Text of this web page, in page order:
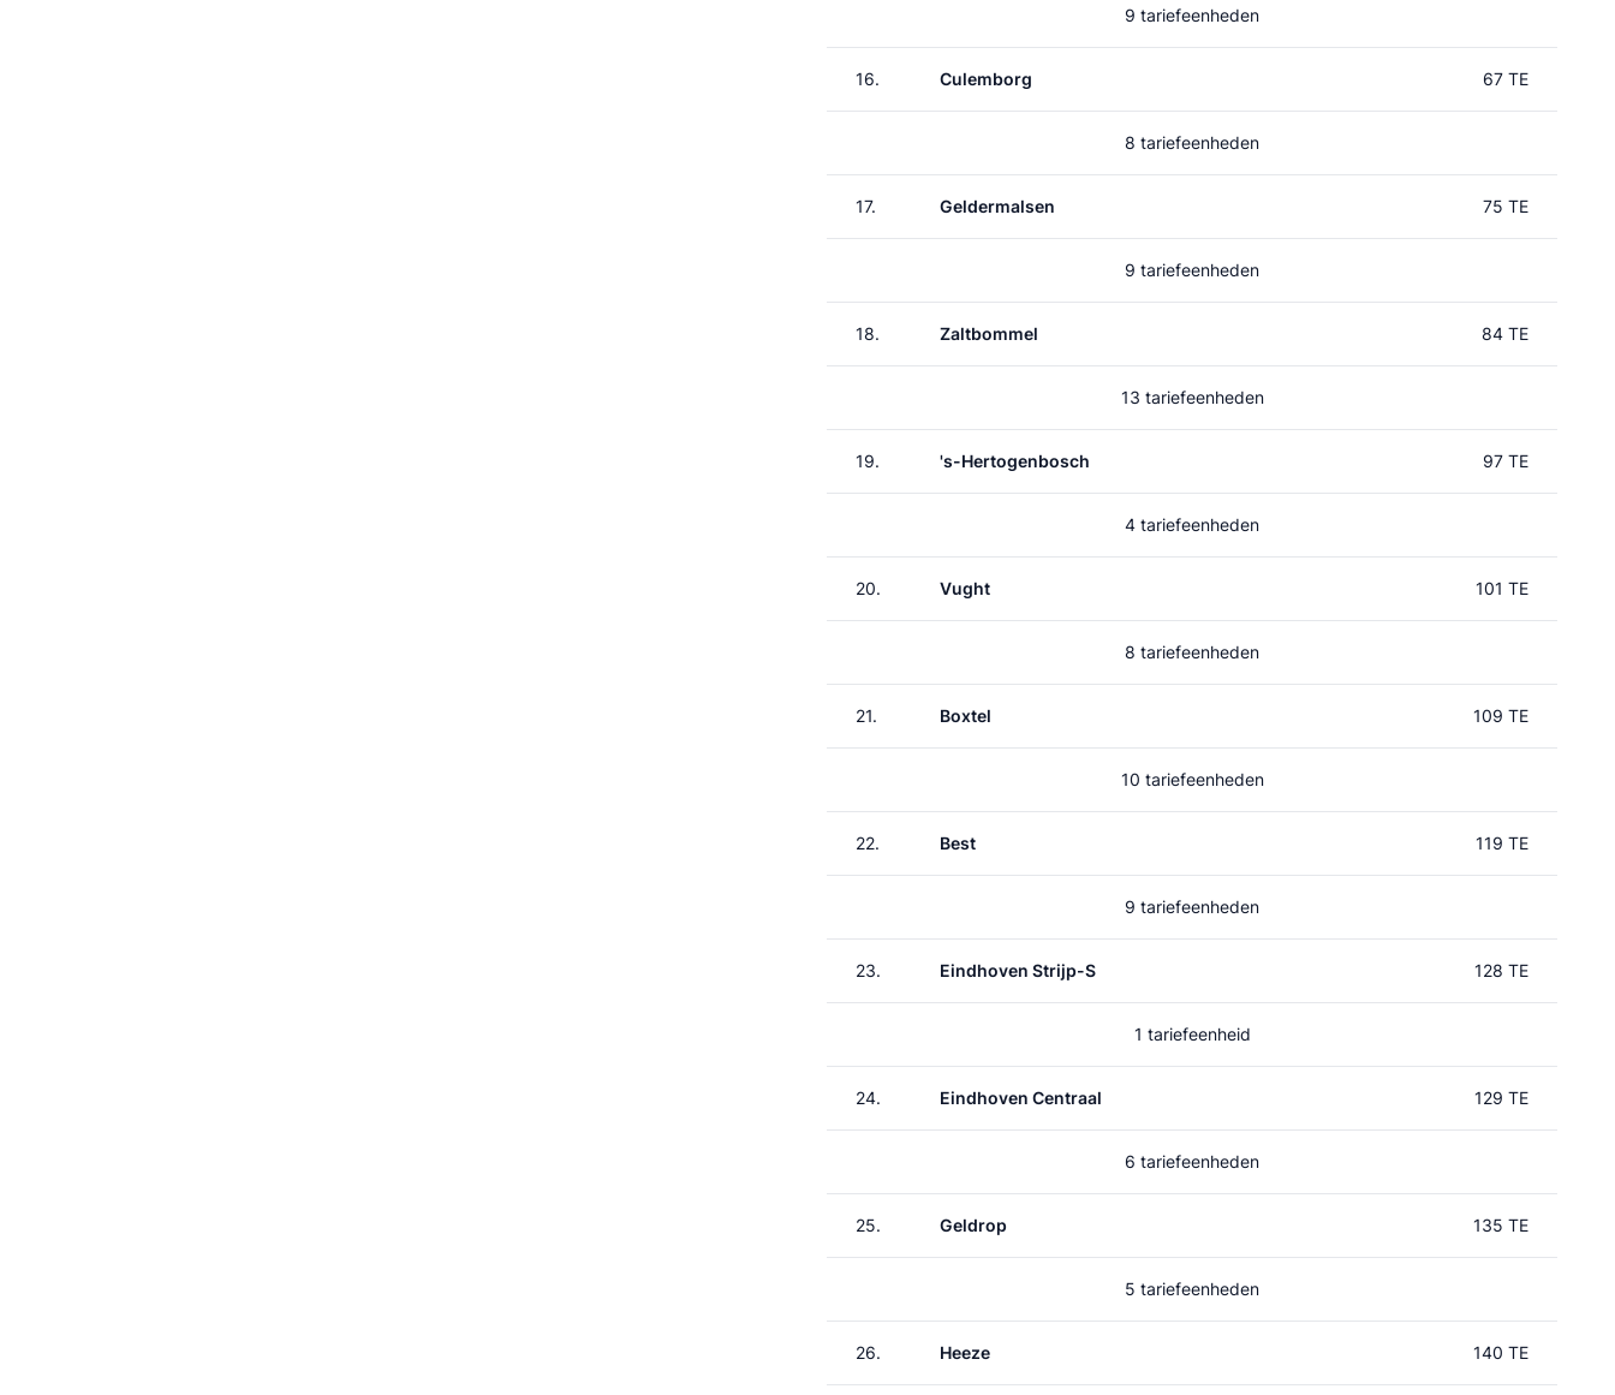
9 tariefeenheden
16. Culemborg 67 TE
8 tariefeenheden
17. Geldermalsen 75 TE
9 tariefeenheden
18. Zaltbommel 84 TE
13 tariefeenheden
19. 's-Hertogenbosch 97 TE
4 tariefeenheden
20. Vught 101 TE
8 tariefeenheden
21. Boxtel 109 TE
10 tariefeenheden
22. Best 119 TE
9 tariefeenheden
23. Eindhoven Strijp-S 128 TE
1 tariefeenheid
24. Eindhoven Centraal 129 TE
6 tariefeenheden
25. Geldrop 135 TE
5 tariefeenheden
26. Heeze 140 TE